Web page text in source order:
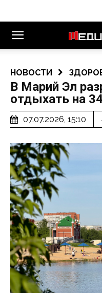
НОВОСТИ
В Марий Эл
отдыхать на
07.07.2026, 15:10